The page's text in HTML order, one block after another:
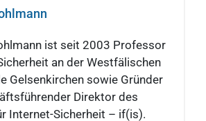
ist seit 2003 Professor
an der Westfälischen
Gelsenkirchen sowie Gründer
Direktor des
Internet-Sicherheit – if(is).